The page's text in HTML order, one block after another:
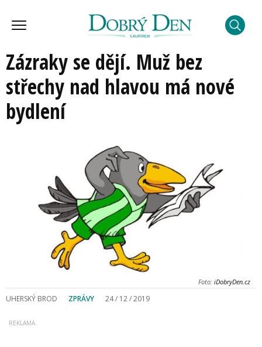
Zázraky se dějí. Muž bez
střechy nad hlavou má nové
bydlení
Foto: iDobryDen.cz
UHERSKÝ BROD ZPRÁVY 24 / 12 / 2019